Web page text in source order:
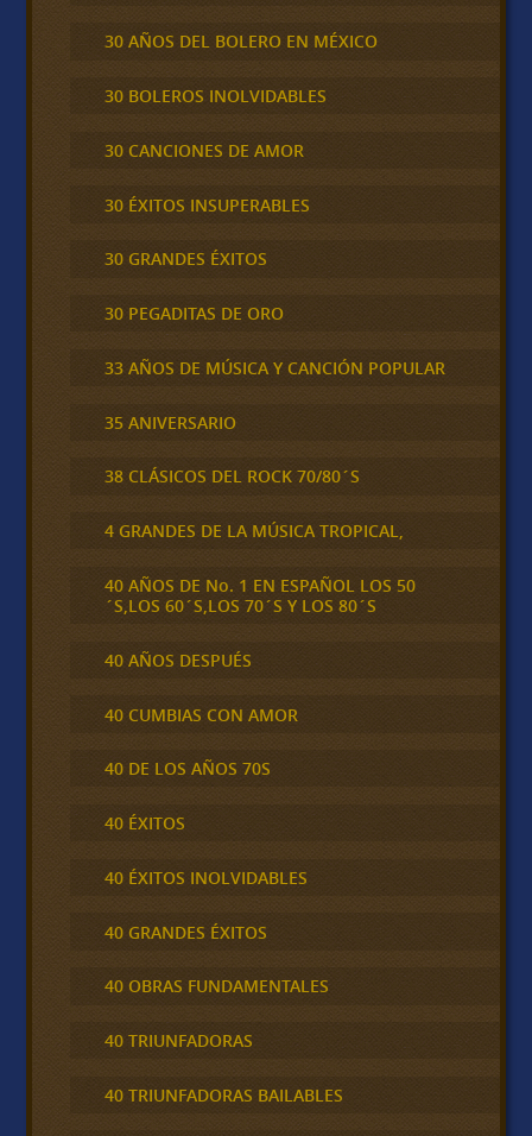
30 AÑOS DEL BOLERO EN MÉXICO
30 BOLEROS INOLVIDABLES
30 CANCIONES DE AMOR
30 ÉXITOS INSUPERABLES
30 GRANDES ÉXITOS
30 PEGADITAS DE ORO
33 AÑOS DE MÚSICA Y CANCIÓN POPULAR
35 ANIVERSARIO
38 CLÁSICOS DEL ROCK 70/80´S
4 GRANDES DE LA MÚSICA TROPICAL,
40 AÑOS DE No. 1 EN ESPAÑOL LOS 50
´S,LOS 60´S,LOS 70´S Y LOS 80´S
40 AÑOS DESPUÉS
40 CUMBIAS CON AMOR
40 DE LOS AÑOS 70S
40 ÉXITOS
40 ÉXITOS INOLVIDABLES
40 GRANDES ÉXITOS
40 OBRAS FUNDAMENTALES
40 TRIUNFADORAS
40 TRIUNFADORAS BAILABLES